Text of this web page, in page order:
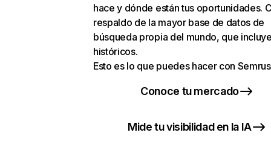
hace y dónde están tus oportunidades.
respaldo de la mayor base de datos de
búsqueda propia del mundo, que
históricos.
Esto es lo que puedes hacer con
Conoce tu mercado
Mide tu visibilidad en la IA